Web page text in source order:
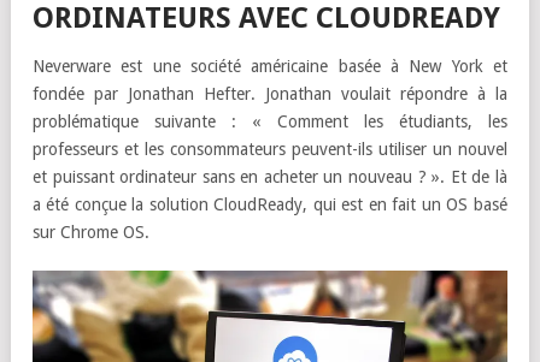
ORDINATEURS AVEC CLOUDREADY
Neverware est une société américaine basée à New York et
fondée par Jonathan Hefter. Jonathan voulait répondre à la
problématique suivante : « Comment les étudiants, les
professeurs et les consommateurs peuvent-ils utiliser un nouvel
et puissant ordinateur sans en acheter un nouveau ? ». Et de là
a été conçue la solution CloudReady, qui est en fait un OS basé
sur Chrome OS.